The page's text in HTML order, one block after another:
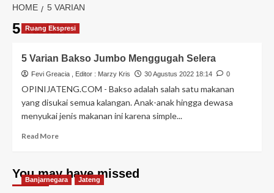
HOME 5 VARIAN
5 varian
Ruang Ekspresi
5 Varian Bakso Jumbo Menggugah Selera
Fevi Greacia , Editor : Marzy Kris 30 Agustus 2022 18:14 0
OPINIJATENG.COM - Bakso adalah salah satu makanan
yang disukai semua kalangan. Anak-anak hingga dewasa
menyukai jenis makanan ini karena simple...
Read More
You may have missed
Banjarnegara Jateng